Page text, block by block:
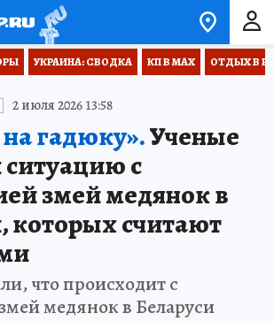
УКРАИНА: СВОДКА КП В МАХ ОТДЫХ В
2 июля 2026 13:58
гадюку».Ученые
ситуацию с
змей медянок в
которых считают
что происходит с
медянок в Беларуси